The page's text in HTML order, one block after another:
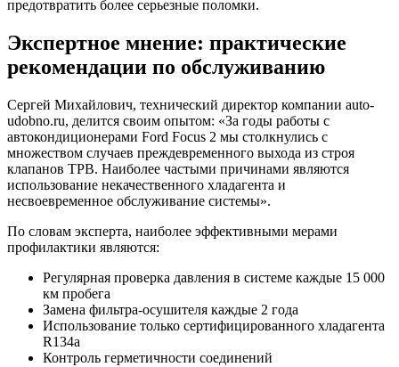
предотвратить более серьезные поломки.
Экспертное мнение: практические
рекомендации по обслуживанию
Сергей Михайлович, технический директор компании auto-
udobno.ru, делится своим опытом: «За годы работы с
автокондиционерами Ford Focus 2 мы столкнулись с
множеством случаев преждевременного выхода из строя
клапанов ТРВ. Наиболее частыми причинами являются
использование некачественного хладагента и
несвоевременное обслуживание системы».
По словам эксперта, наиболее эффективными мерами
профилактики являются:
Регулярная проверка давления в системе каждые 15 000
км пробега
Замена фильтра-осушителя каждые 2 года
Использование только сертифицированного хладагента
R134a
Контроль герметичности соединений